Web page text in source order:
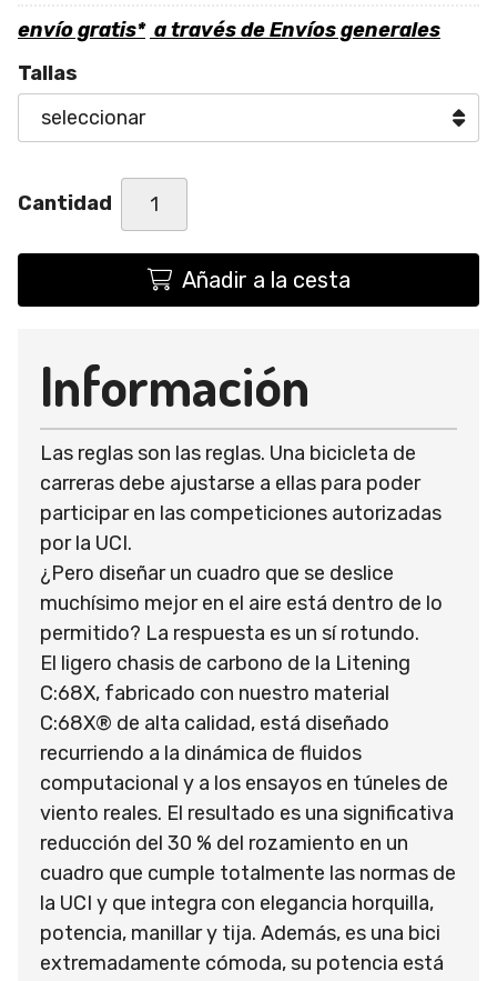
envío gratis* a través deEnvíos generales
Tallas
Cantidad
Añadir a la cesta
Información
Las reglas son las reglas. Una bicicleta de
carreras debe ajustarse a ellas para poder
participar en las competiciones autorizadas
por la UCI.
¿Pero diseñar un cuadro que se deslice
muchísimo mejor en el aire está dentro de lo
permitido? La respuesta es un sí rotundo.
El ligero chasis de carbono de la Litening
C:68X, fabricado con nuestro material
C:68X® de alta calidad, está diseñado
recurriendo a la dinámica de fluidos
computacional y a los ensayos en túneles de
viento reales. El resultado es una significativa
reducción del 30 % del rozamiento en un
cuadro que cumple totalmente las normas de
la UCI y que integra con elegancia horquilla,
potencia, manillar y tija. Además, es una bici
extremadamente cómoda, su potencia está